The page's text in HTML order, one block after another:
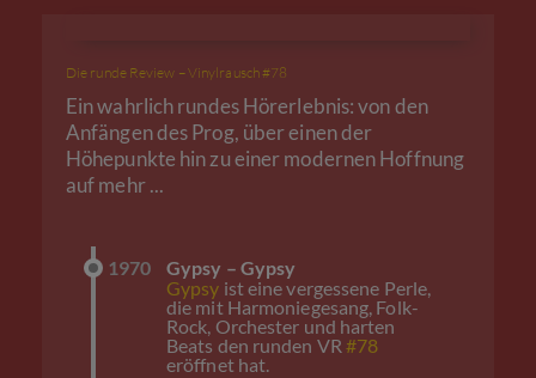
Die runde Review – Vinylrausch #78
Ein wahrlich rundes Hörerlebnis: von den
Anfängen des Prog, über einen der
Höhepunkte hin zu einer modernen Hoffnung
auf mehr ...
1970
Gypsy – Gypsy
Gypsy ist eine vergessene Perle,
die mit Harmoniegesang, Folk-
Rock, Orchester und harten
Beats den runden VR #78
eröffnet hat.